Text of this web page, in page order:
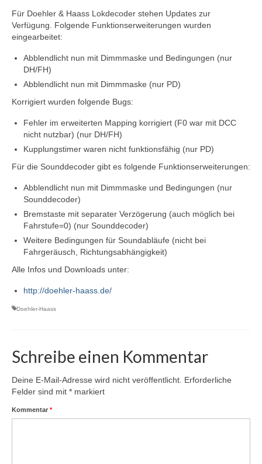
ST-Train Handbuch zum Download
Nachruf Klaus Richter „Der Modellbahn-
Selectrix-Elektronik
Selectrix-Elektronik
Anzeigemodul V1
Gleisbelegtmelder V3
Funktionsdecoder V2
Licht-Funktionsdecoder V1
Programmiergleisautomatik V1
Programmiermaus V2
Relaiserweiterung V3
Servodecoder V3
SX-Verteiler DIN-RJ45 V2
Tasten-Eingabe-Modul V1
Archiv
Für Doehler & Haass Lokdecoder stehen Updates zur
Verfügung. Folgende Funktionserweiterungen wurden
eingearbeitet:
Abblendlicht nun mit Dimmmaske und Bedingungen (nur
DH/FH)
Abblendlicht nun mit Dimmmaske (nur PD)
Korrigiert wurden folgende Bugs:
Fehler im erweiterten Mapping korrigiert (F0 war mit DCC
nicht nutzbar) (nur DH/FH)
Kupplungstimer waren nicht funktionsfähig (nur PD)
Für die Sounddecoder gibt es folgende Funktionserweiterungen:
Abblendlicht nun mit Dimmmaske und Bedingungen (nur
Sounddecoder)
Bremstaste mit separater Verzögerung (auch möglich bei
Fahrstufe=0) (nur Sounddecoder)
Weitere Bedingungen für Soundabläufe (nicht bei
Fahrgeräusch, Richtungsabhängigkeit)
Alle Infos und Downloads unter:
http://doehler-haass.de/
Doehler-Haass
Schreibe einen Kommentar
Deine E-Mail-Adresse wird nicht veröffentlicht. Erforderliche
Felder sind mit * markiert
Kommentar *